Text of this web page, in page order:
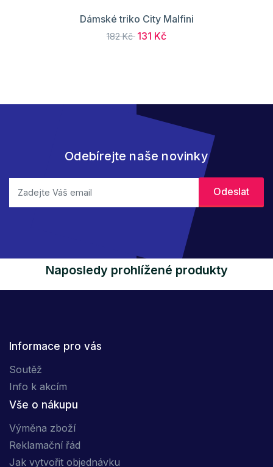
Dámské triko City Malfini
182 Kč 131 Kč
Odebírejte naše novinky
Naposledy prohlížené produkty
Informace pro vás
Soutěž
Info k akcím
Vše o nákupu
Výměna zboží
Reklamační řád
Jak vytvořit objednávku